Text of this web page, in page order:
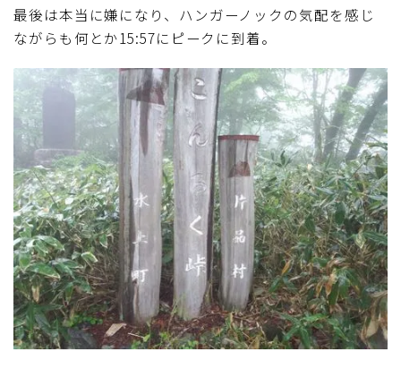
最後は本当に嫌になり、ハンガーノックの気配を感じ
ながらも何とか15:57にピークに到着。